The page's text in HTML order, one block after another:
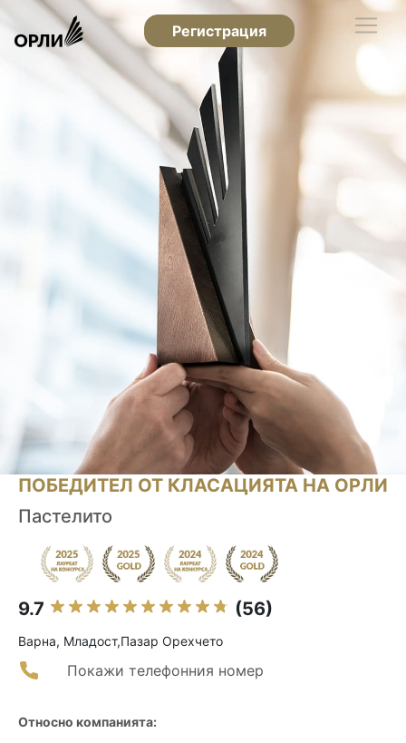
Регистрация
ПОБЕДИТЕЛ ОТ КЛАСАЦИЯТА НА ОРЛИ
Пастелито
9.7 (56)
Варна, Младост,Пазар Орехчето
Покажи телефонния номер
Относно компанията: